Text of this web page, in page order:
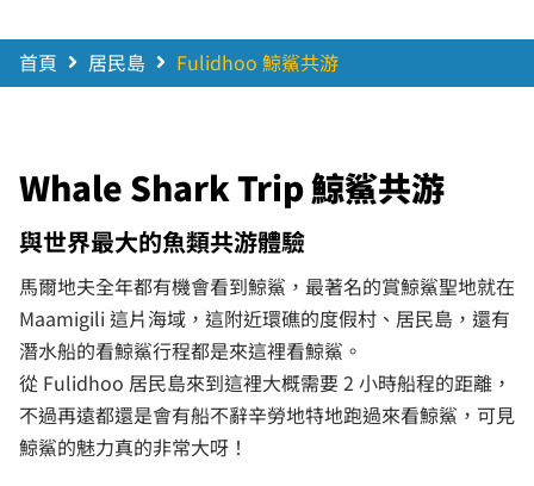
首頁 居民島 Fulidhoo 鯨鯊共游
Whale Shark Trip 鯨鯊共游
與世界最大的魚類共游體驗
馬爾地夫全年都有機會看到鯨鯊，最著名的賞鯨鯊聖地就在
Maamigili 這片海域，這附近環礁的度假村、居民島，還有
潛水船的看鯨鯊行程都是來這裡看鯨鯊。
從 Fulidhoo 居民島來到這裡大概需要 2 小時船程的距離，
不過再遠都還是會有船不辭辛勞地特地跑過來看鯨鯊，可見
鯨鯊的魅力真的非常大呀！